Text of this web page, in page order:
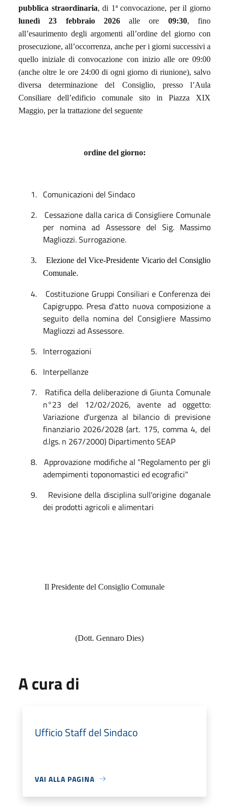
pubblica straordinaria, di 1ª convocazione, per il giorno
lunedì 23 febbraio 2026alle ore 09:30, fino
all’esaurimento degli argomenti all’ordine del giorno con
prosecuzione, all’occorrenza, anche per i giorni successivi a
quello iniziale di convocazione con inizio alle ore 09:00
(anche oltre le ore 24:00 di ogni giorno di riunione), salvo
diversa determinazione del Consiglio, presso l’Aula
Consiliare dell’edificio comunale sito in Piazza XIX
Maggio, per la trattazione del seguente
ordine del giorno:
1. Comunicazioni del Sindaco
2.
Cessazione dalla carica di Consigliere Comunale
per nomina ad Assessore del Sig. Massimo
Magliozzi. Surrogazione.
3.
Elezione del Vice-Presidente Vicario del Consiglio
Comunale.
4.
Costituzione Gruppi Consiliari e Conferenza dei
Capigruppo. Presa d'atto nuova composizione a
seguito della nomina del Consigliere Massimo
Magliozzi ad Assessore.
5. Interrogazioni
6. Interpellanze
7.
Ratifica della deliberazione di Giunta Comunale
n°23 del 12/02/2026, avente ad oggetto:
Variazione d'urgenza al bilancio di previsione
finanziario 2026/2028 (art. 175, comma 4, del
d.lgs. n 267/2000) Dipartimento SEAP
8. Approvazione modifiche al "Regolamento per gli
adempimenti toponomastici ed ecografici"
9.
Revisione della disciplina sull'origine doganale
dei prodotti agricoli e alimentari
Il Presidente del Consiglio Comunale
(Dott. Gennaro Dies)
A cura di
Ufficio Staff del Sindaco
VAI ALLA PAGINA